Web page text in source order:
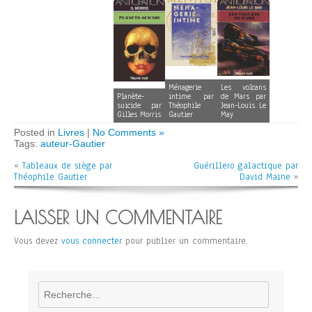
Planète-
suicide par
Gilles Morris
Ménagerie
intime par
Théophile
Gautier
Les volcans
de Mars par
Jean-Louis Le
May
Posted in Livres | No Comments »
Tags: auteur-Gautier
«Tableaux de siège par
Théophile Gautier
Guérillero galactique par
David Maine »
LAISSER UN COMMENTAIRE
Vous devez vous connecter pour publier un commentaire.
Rechercher